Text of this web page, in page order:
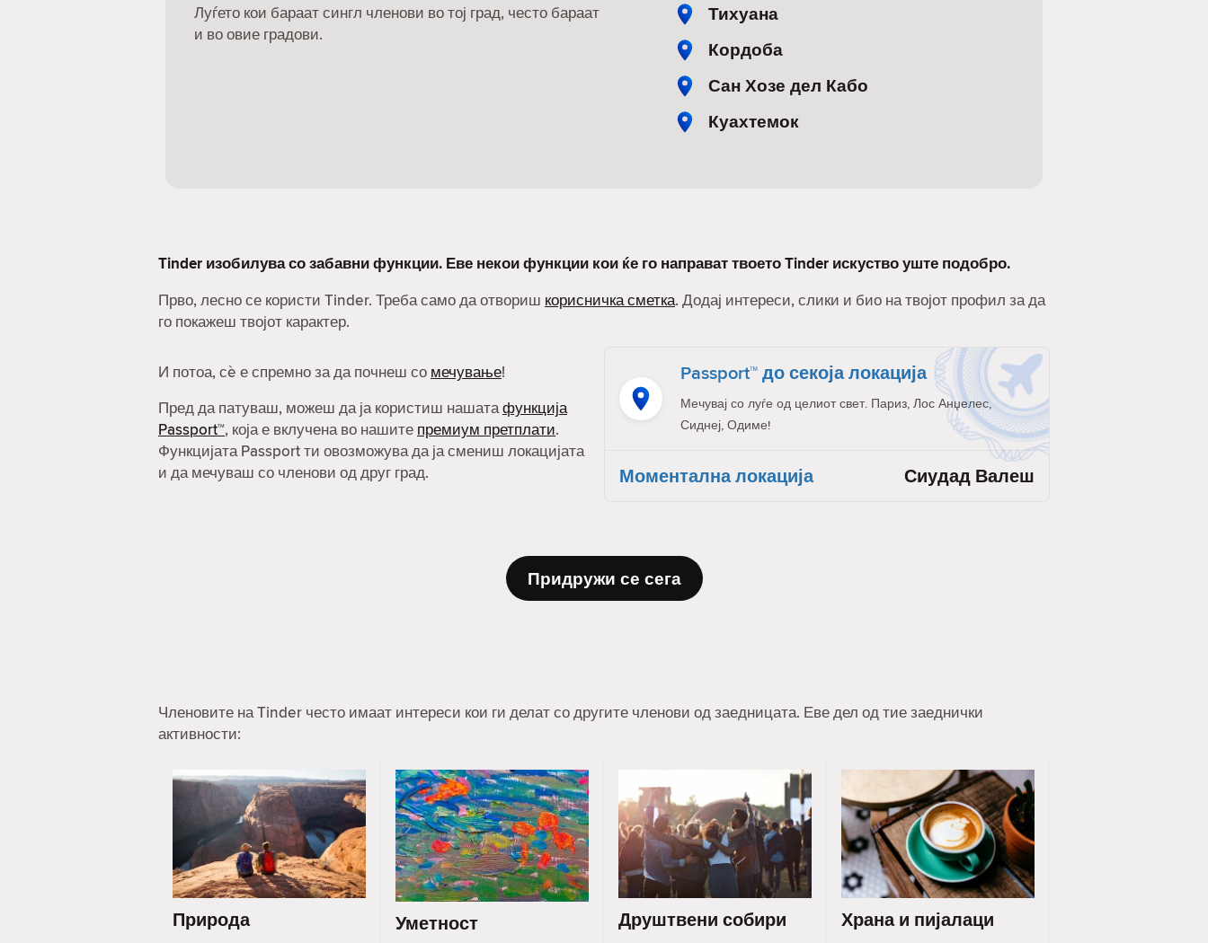
Луѓето кои бараат сингл членови во тој град, често бараат
и во овие градови.
Тихуана
Кордоба
Сан Хозе дел Кабо
Куахтемок
Tinder изобилува со забавни функции. Еве некои функции кои ќе го направат твоето Tinder искуство уште подобро.
Прво, лесно се користи Tinder. Треба само да отвориш корисничка сметка. Додај интереси, слики и био на твојот профил за да
го покажеш твојот карактер.
И потоа, сè е спремно за да почнеш со мечување!
Пред да патуваш, можеш да ја користиш нашатафункција
Passport™, која е вклучена во нашите премиум претплати.
Функцијата Passport ти овозможува да ја смениш локацијата
и да мечуваш со членови од друг град.
Passport™ до секоја локација
Мечувај со луѓе од целиот свет. Париз, Лос Анџелес,
Сиднеј, Одиме!
Моментална локација Сиудад Валеш
Придружи се сега
Членовите на Tinder често имаат интереси кои ги делат со другите членови од заедницата. Еве дел од тие заеднички
активности:
Природа Уметност Друштвени собири Храна и пијалаци